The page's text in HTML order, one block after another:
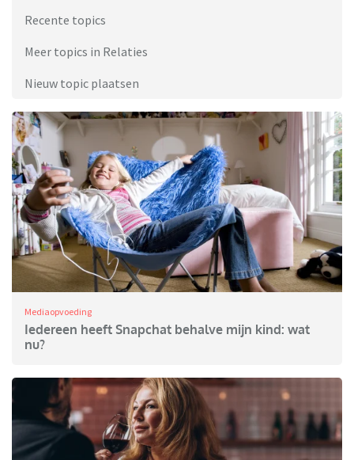
Recente topics
Meer topics in Relaties
Nieuw topic plaatsen
Mediaopvoeding
Iedereen heeft Snapchat behalve mijn kind: wat
nu?